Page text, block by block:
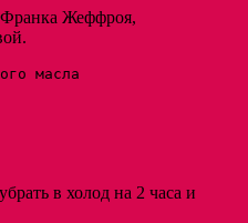
Франка Жеффроя,
масла
в холод на 2 часа и